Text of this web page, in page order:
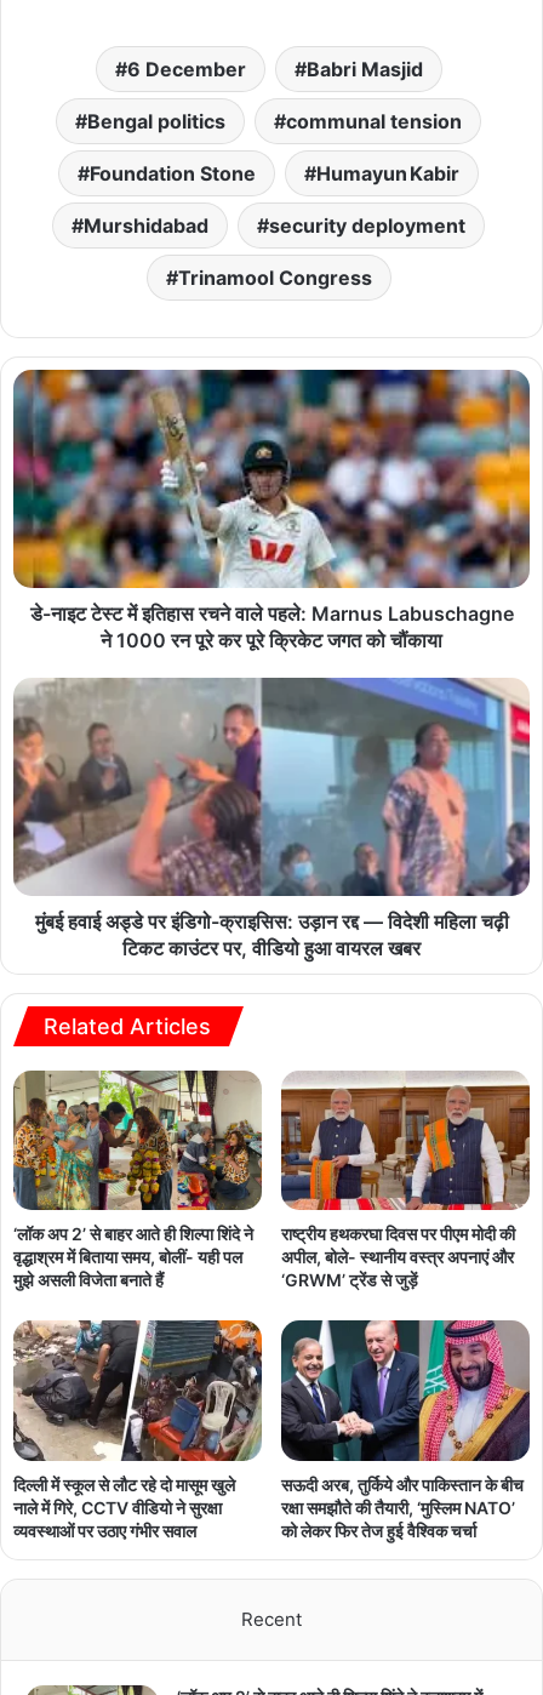
6 December Babri Masjid
Bengal politics communal tension
Foundation Stone Humayun Kabir
Murshidabad security deployment
Trinamool Congress
डे-नाइट टेस्ट में इतिहास रचने वाले पहले: Marnus Labuschagne
ने 1000 रन पूरे कर पूरे क्रिकेट जगत को चौंकाया
मुंबई हवाई अड्डे पर इंडिगो-क्राइसिस: उड़ान रद्द — विदेशी महिला चढ़ी
टिकट काउंटर पर, वीडियो हुआ वायरल खबर
Related Articles
‘लॉक अप 2’ से बाहर आते ही शिल्पा शिंदे ने
वृद्धाश्रम में बिताया समय, बोलीं- यही पल
मुझे असली विजेता बनाते हैं
राष्ट्रीय हथकरघा दिवस पर पीएम मोदी की
अपील, बोले- स्थानीय वस्त्र अपनाएं और
‘GRWM’ ट्रेंड से जुड़ें
दिल्ली में स्कूल से लौट रहे दो मासूम खुले
नाले में गिरे, CCTV वीडियो ने सुरक्षा
व्यवस्थाओं पर उठाए गंभीर सवाल
सऊदी अरब, तुर्किये और पाकिस्तान के बीच
रक्षा समझौते की तैयारी, ‘मुस्लिम NATO’
को लेकर फिर तेज हुई वैश्विक चर्चा
Recent